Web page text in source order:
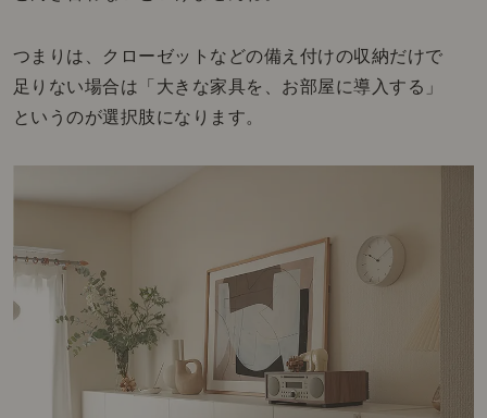
つまりは、クローゼットなどの備え付けの収納だけで
足りない場合は「大きな家具を、お部屋に導入する」
というのが選択肢になります。